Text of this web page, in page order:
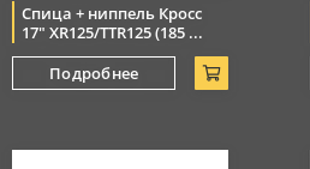
Спица + ниппель Кросс
17" XR125/TTR125 (185 ...
Подробнее